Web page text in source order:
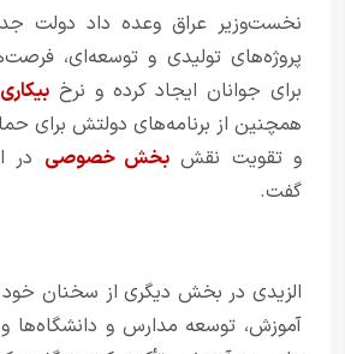
نخست‌وزیر عراق وعده داد دولت
پروژه‌های تولیدی و توسعه‌ای،
برای جوانان ایجاد کرده و نرخ بیکاری
همچنین از برنامه‌های دولتش برای
و تقویت نقشبخش خصوصی در
گفت.
الزیدی در بخش دیگری از سخنان
آموزش، توسعه مدارس و دانشگاه‌ها و